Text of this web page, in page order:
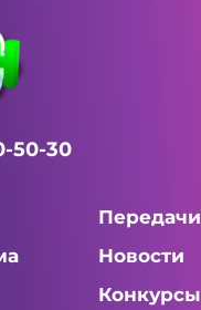
50-30
Передачи
Новости
Конкурсы